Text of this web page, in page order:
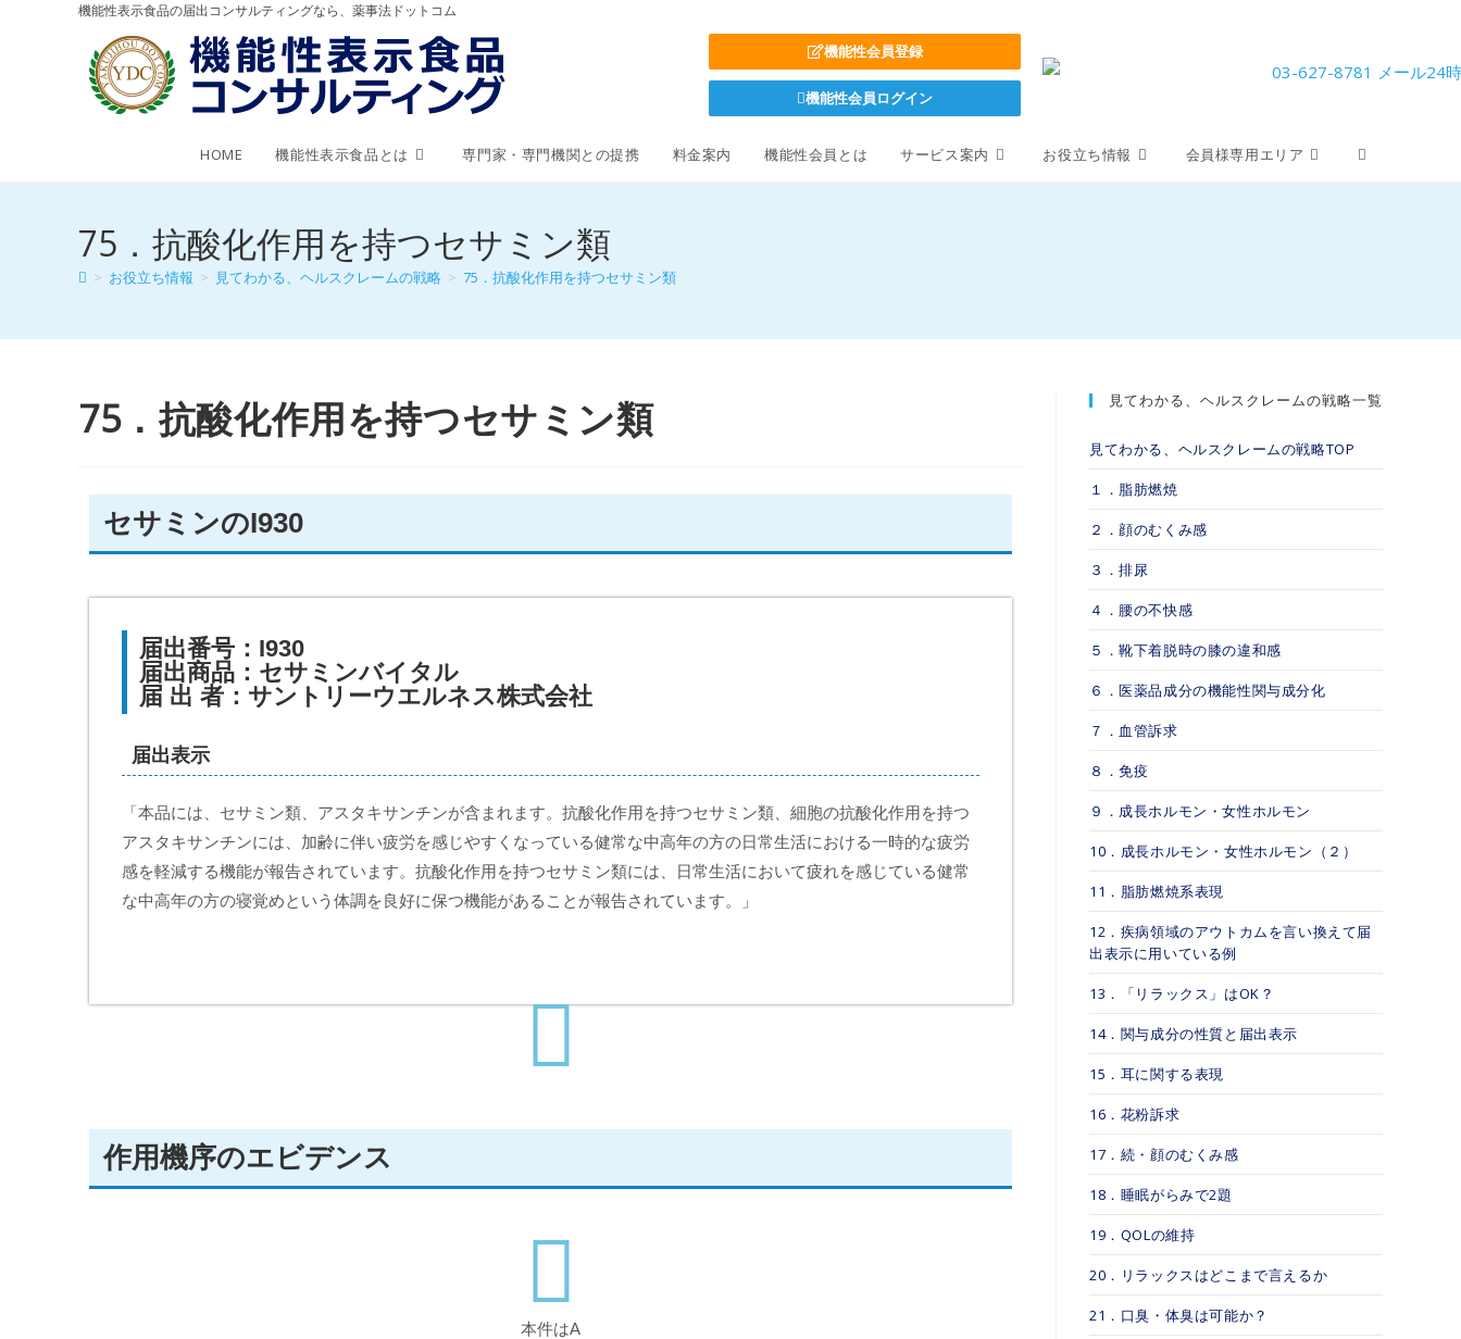
機能性表示食品の届出コンサルティングなら、薬事法ドットコム
機能性会員登録
機能性会員ログイン
HOME 機能性表示食品とは 専門家・専門機関との提携 料金案内 機能性会員とは サービス案内 お役立ち情報 会員様専用エリア
75．抗酸化作用を持つセサミン類
> お役立ち情報 > 見てわかる、ヘルスクレームの戦略 > 75．抗酸化作用を持つセサミン類
75．抗酸化作用を持つセサミン類
セサミンのI930
届出番号：I930
届出商品：セサミンバイタル
届 出 者：サントリーウエルネス株式会社
届出表示
「本品には、セサミン類、アスタキサンチンが含まれます。抗酸化作用を持つセサミン類、細胞の抗酸化作用を持つ
アスタキサンチンには、加齢に伴い疲労を感じやすくなっている健常な中高年の方の日常生活における一時的な疲労
感を軽減する機能が報告されています。抗酸化作用を持つセサミン類には、日常生活において疲れを感じている健常
な中高年の方の寝覚めという体調を良好に保つ機能があることが報告されています。」
作用機序のエビデンス
本件はA
見てわかる、ヘルスクレームの戦略一覧
見てわかる、ヘルスクレームの戦略TOP
１．脂肪燃焼
２．顔のむくみ感
３．排尿
４．腰の不快感
５．靴下着脱時の膝の違和感
６．医薬品成分の機能性関与成分化
７．血管訴求
８．免疫
９．成長ホルモン・女性ホルモン
10．成長ホルモン・女性ホルモン（２）
11．脂肪燃焼系表現
12．疾病領域のアウトカムを言い換えて届
出表示に用いている例
13．「リラックス」はOK？
14．関与成分の性質と届出表示
15．耳に関する表現
16．花粉訴求
17．続・顔のむくみ感
18．睡眠がらみで2題
19．QOLの維持
20．リラックスはどこまで言えるか
21．口臭・体臭は可能か？